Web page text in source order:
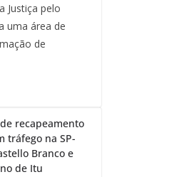
Justiça pelo
uma área de
de
recapeamento
tráfego na SP-
Branco e
de Itu